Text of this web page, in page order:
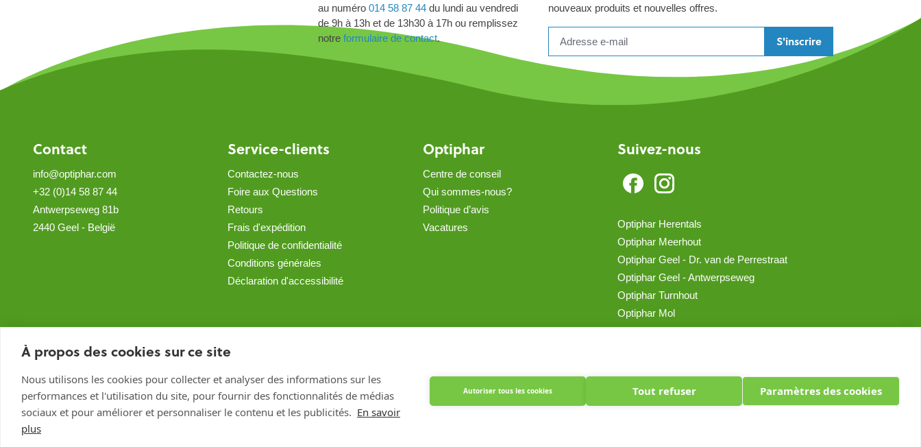
À propos des cookies sur ce site
Nous utilisons les cookies pour collecter et analyser des informations sur les
performances et l'utilisation du site, pour fournir des fonctionnalités de médias
sociaux et pour améliorer et personnaliser le contenu et les publicités. En savoir
plus
Autoriser tous les cookies Tout refuser Paramètres des cookies
au numéro 014 58 87 44 du lundi au vendredi
de 9h à 13h et de 13h30 à 17h ou remplissez
notre formulaire de contact.
nouveaux produits et nouvelles offres.
S'inscrire
Contact
info@optiphar.com
+32 (0)14 58 87 44
Antwerpseweg 81b
2440 Geel - België
Service-clients
Contactez-nous
Foire aux Questions
Retours
Frais d'expédition
Politique de confidentialité
Conditions générales
Déclaration d'accessibilité
Optiphar
Centre de conseil
Qui sommes-nous?
Politique d’avis
Vacatures
Suivez-nous
Optiphar Herentals
Optiphar Meerhout
Optiphar Geel - Dr. van de Perrestraat
Optiphar Geel - Antwerpseweg
Optiphar Turnhout
Optiphar Mol